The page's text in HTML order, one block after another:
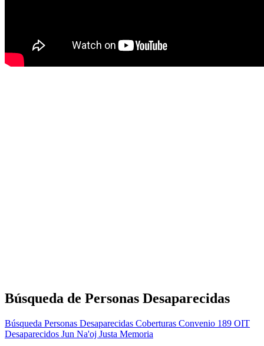
Búsqueda de Personas Desaparecidas
Búsqueda Personas Desaparecidas Coberturas Convenio 189 OIT
Desaparecidos Jun Na'oj Justa Memoria